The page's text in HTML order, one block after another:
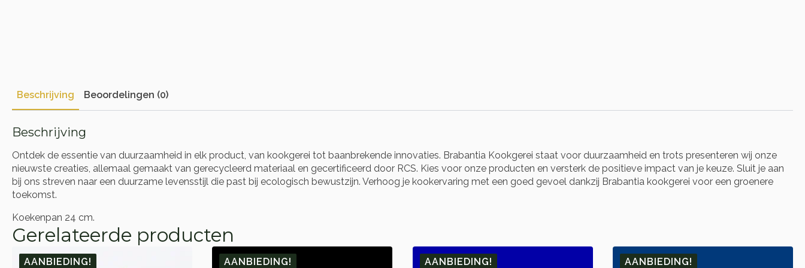
Beschrijving Beoordelingen (0)
Beschrijving
Ontdek de essentie van duurzaamheid in elk product, van kookgerei tot baanbrekende innovaties. Brabantia Kookgerei staat voor duurzaamheid en trots presenteren wij onze
nieuwste creaties, allemaal gemaakt van gerecycleerd materiaal en gecertificeerd door RCS. Kies voor onze producten en versterk de positieve impact van je keuze. Sluit je aan
bij ons streven naar een duurzame levensstijl die past bij ecologisch bewustzijn. Verhoog je kookervaring met een goed gevoel dankzij Brabantia kookgerei voor een groenere
toekomst.
Koekenpan 24 cm.
Gerelateerde producten
AANBIEDING! AANBIEDING! AANBIEDING! AANBIEDING!